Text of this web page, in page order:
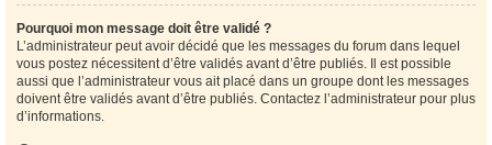
Pourquoi mon message doit être validé ?
L’administrateur peut avoir décidé que les messages du forum dans lequel
vous postez nécessitent d’être validés avant d’être publiés. Il est possible
aussi que l’administrateur vous ait placé dans un groupe dont les messages
doivent être validés avant d’être publiés. Contactez l’administrateur pour plus
d’informations.